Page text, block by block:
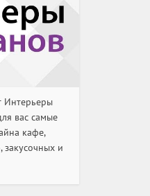
Интерьеры
вас самые
кафе,
закусочных и